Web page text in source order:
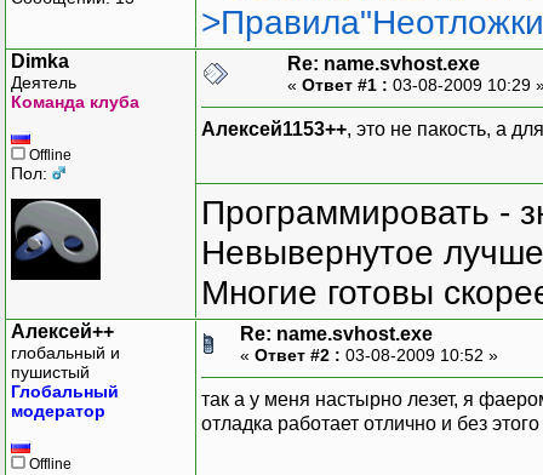
Dimka
Деятель
Команда клуба
Offline
Пол:
Re: name.svhost.exe
« Ответ #1 : 03-08-2009 10:29
Алексей1153++, это не пакость, а
Программировать -
Невывернутое
Многие готовы
Алексей++
глобальный и
пушистый
Глобальный
модератор
Offline
Re: name.svhost.exe
« Ответ #2 : 03-08-2009 10:52 »
так а у меня настырно лезет, я
отладка работает отлично и без